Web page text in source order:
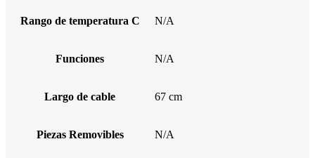
Rango de temperatura C N/A
Funciones N/A
Largo de cable 67 cm
Piezas Removibles N/A